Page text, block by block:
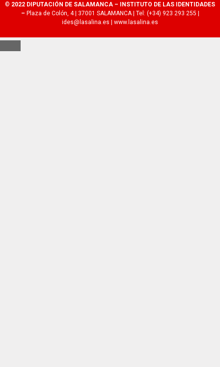
© 2022 DIPUTACIÓN DE SALAMANCA – INSTITUTO DE LAS IDENTIDADES
– Plaza de Colón, 4 | 37001 SALAMANCA | Tel: (+34) 923 293 255 |
ides@lasalina.es | www.lasalina.es